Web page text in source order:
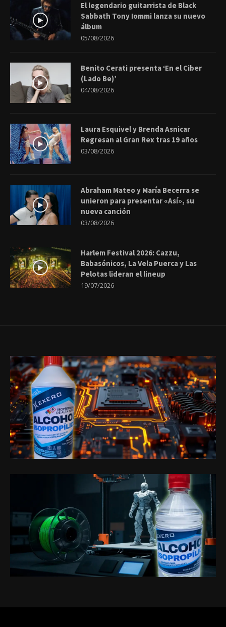
El legendario guitarrista de Black
Sabbath Tony Iommi lanza su nuevo
álbum
05/08/2026
Benito Cerati presenta ‘En el Ciber
(Lado Be)’
04/08/2026
Laura Esquivel y Brenda Asnicar
Regresan al Gran Rex tras 19 años
03/08/2026
Abraham Mateo y María Becerra se
unieron para presentar «Así», su
nueva canción
03/08/2026
Harlem Festival 2026: Cazzu,
Babasónicos, La Vela Puerca y Las
Pelotas lideran el lineup
19/07/2026